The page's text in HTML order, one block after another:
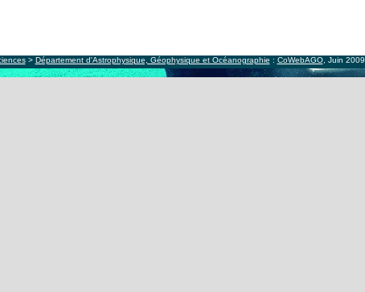
> Département d'Astrophysique, Géophysique et Océanographie : CoWebAGO, Juin 2009.